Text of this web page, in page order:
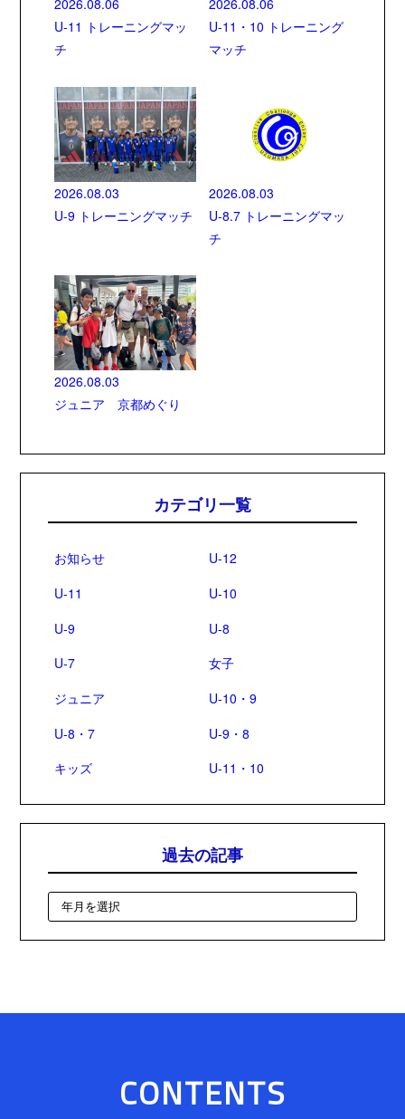
2026.08.06
U-11 トレーニングマッ
チ
2026.08.06
U-11・10 トレーニング
マッチ
2026.08.03
U-9 トレーニングマッチ
2026.08.03
U-8.7 トレーニングマッ
チ
2026.08.03
ジュニア 京都めぐり
カテゴリ一覧
お知らせ
U-12
U-11
U-10
U-9
U-8
U-7
女子
ジュニア
U-10・9
U-8・7
U-9・8
キッズ
U-11・10
過去の記事
CONTENTS